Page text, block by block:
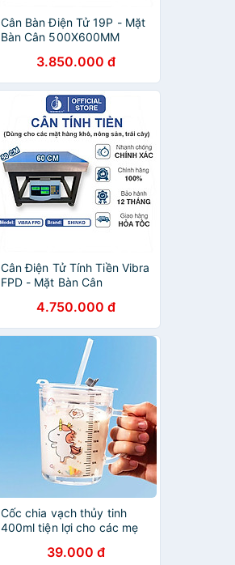
Cân Bàn Điện Tử 19P - Mặt
Bàn Cân 500X600MM
3.850.000 đ
Cân Điện Tử Tính Tiền Vibra
FPD - Mặt Bàn Cân
4.750.000 đ
Cốc chia vạch thủy tinh
400ml tiện lợi cho các mẹ
hàng ngày39.000 đ